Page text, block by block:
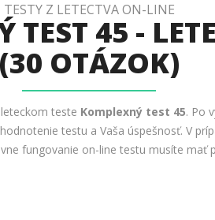
TESTY Z LETECTVA ON-LINE
TEST 45 -
(30 OTÁZOK)
teste Komplexný test 45. Po
testu a Vaša úspešnosť. V
fungovanie on-line testu musíte mať